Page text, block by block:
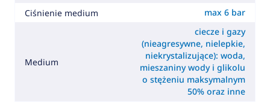
Ciśnienie medium
max 6 bar
Medium
ciecze i gazy
(nieagresywne, nielepkie,
niekrystalizujące): woda,
mieszaniny wody i glikolu
o stężeniu maksymalnym
50% oraz inne